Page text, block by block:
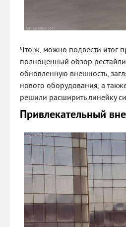
Что ж, можно подвести итог
полноценный обзор
обновленную внешность,
нового оборудования, а
решили расширить линейку
Привлекательный